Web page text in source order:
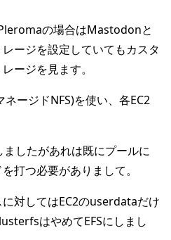
の場合はMastodonと
ージを設定していてもカスタ
ージを見ます。
ネージドNFS)を使い、各EC2
したがあれは既にプールに
打つ必要がありまして。
対してはEC2のuserdataだけ
はやめてEFSにしまし